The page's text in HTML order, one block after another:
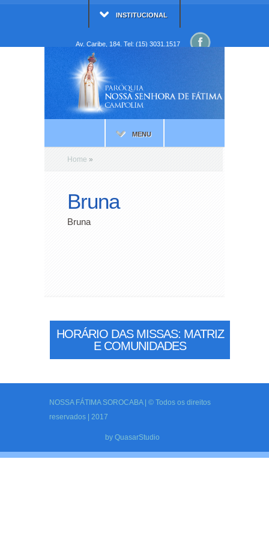
INSTITUCIONAL
Av. Caribe, 184. Tel: (15) 3031.1517
MENU
Home »
Bruna
Bruna
HORÁRIO DAS MISSAS: MATRIZ
E COMUNIDADES
NOSSA FÁTIMA SOROCABA | © Todos os direitos
reservados | 2017
by QuasarStudio